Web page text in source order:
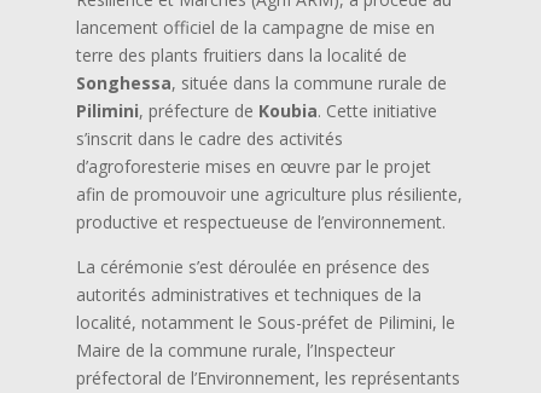
lancement officiel de la campagne de mise en
terre des plants fruitiers dans la localité de
Songhessa, située dans la commune rurale de
Pilimini, préfecture de Koubia. Cette initiative
s’inscrit dans le cadre des activités
d’agroforesterie mises en œuvre par le projet
afin de promouvoir une agriculture plus résiliente,
productive et respectueuse de l’environnement.
La cérémonie s’est déroulée en présence des
autorités administratives et techniques de la
localité, notamment le Sous-préfet de Pilimini, le
Maire de la commune rurale, l’Inspecteur
préfectoral de l’Environnement, les représentants